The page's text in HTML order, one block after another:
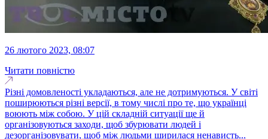
26 лютого 2023, 08:07
Читати повністю
Різні домовленості укладаються, але не дотримуються. У світі
поширюються різні версії, в тому числі про те, що українці
воюють між собою. У цій складній ситуації ще й
організовуються заходи, щоб збурювати людей і
дезорганізовувати, щоб між людьми ширилася ненависть...